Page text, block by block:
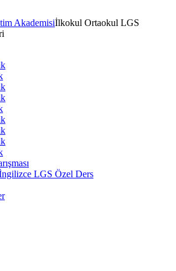
Akademisiİlkokul Ortaokul LGS
LGS Özel Ders